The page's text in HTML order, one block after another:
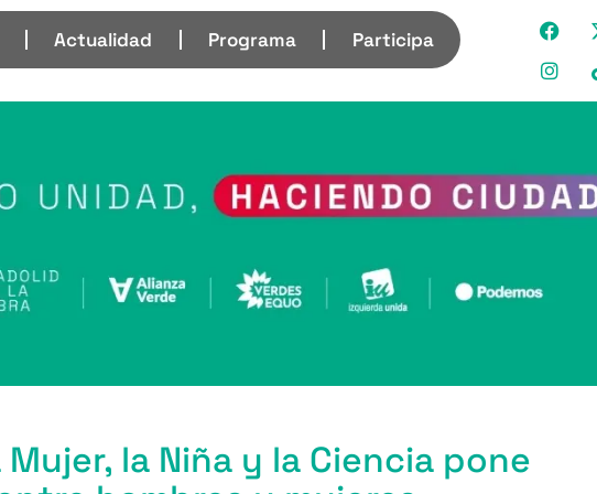
Actualidad Programa Participa
la Niña y la Ciencia pone